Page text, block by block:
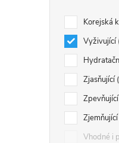
Korejská
Vyživující
Zjasňující
Zpevňující
Zjemňující
Vhodné i